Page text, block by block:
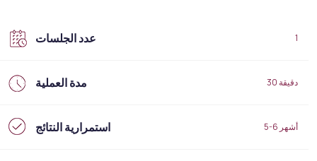
عدد الجلسات 1
مدة العملية 30 دقيقة
استمرارية النتائج 5-6 أشهر